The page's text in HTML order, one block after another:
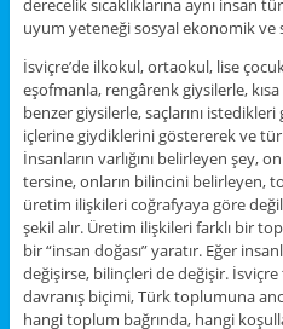
derecelik sıcaklıklarına aynı insan
uyum yeteneği sosyal ekonomik ve
İsviçre’de ilkokul, ortaokul, lise
eşofmanla, rengârenk giysilerle,
benzer giysilerle, saçlarını
içlerine giydiklerini göstererek ve
İnsanların varlığını belirleyen şey,
tersine, onların bilincini belirleyen,
üretim ilişkileri coğrafyaya göre
şekil alır. Üretim ilişkileri farklı bir
bir “insan doğası” yaratır. Eğer
değişirse, bilinçleri de değişir.
davranış biçimi, Türk toplumuna
hangi toplum bağrında, hangi